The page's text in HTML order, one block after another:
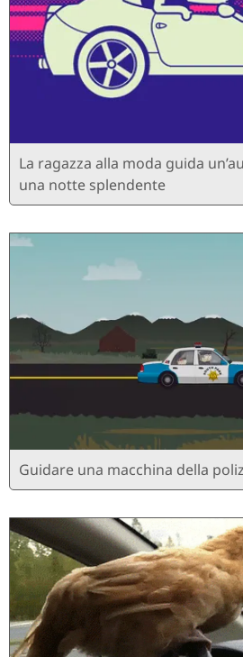
La ragazza alla moda guida
una notte splendente
Guidare una macchina della